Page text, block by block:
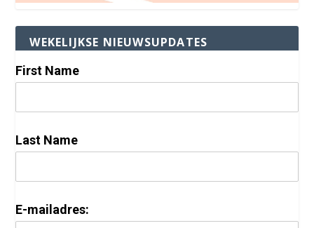
WEKELIJKSE NIEUWSUPDATES
First Name
Last Name
E-mailadres: